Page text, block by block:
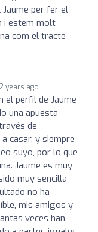
per fer el
i estem molt
com el tracte
2 years ago
el perfil de Jaume
una apuesta
de
casar, y siempre
suyo, por lo que
Jaume es muy
muy sencilla
no ha
mis amigos y
veces han